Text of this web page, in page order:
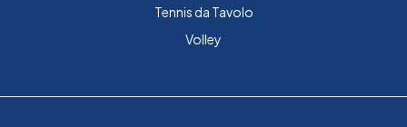
Tennis da Tavolo
Volley